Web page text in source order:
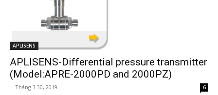
APLISENS
APLISENS-Differential pressure transmitter
(Model:APRE-2000PD and 2000PZ)
- Tháng 3 30, 2019 6